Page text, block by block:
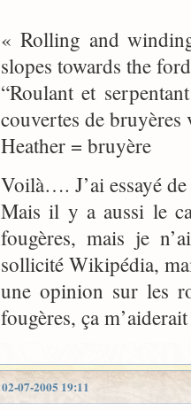
« Rolling and
slopes towards the
“Roulant et
couvertes de bruyères
Heather = bruyère
Voilà…. J’ai essayé
Mais il y a aussi le
fougères, mais je
sollicité Wikipédia,
une opinion sur les
fougères, ça
02-07-2005 19:11